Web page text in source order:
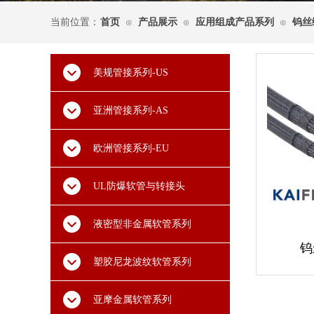
当前位置： 首页 ⊙ 产品展示 ⊙ 应用组成产品系列 ⊙ 钨丝
美规管接系列-US
亚洲管接系列-AS
欧洲管接系列-EU
UL防爆软管与转接头
液密型非金属软管系列
塑胶尼龙波纹软管系列
亚摩金属软管系列